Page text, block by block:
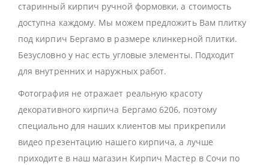
старинный кирпич ручной формовки, а стоимость
доступна каждому. Мы можем предложить Вам плитку
под кирпич Бергамо в размере клинкерной плитки.
Безусловно у нас есть угловые элементы. Подходит
для внутренних и наружных работ.
Фотография не отражает реальную красоту
декоративного кирпича Бергамо 6206, поэтому
специально для наших клиентов мы прикрепили
видео презентацию нашего кирпича, а лучше
приходите в наш магазин Кирпич Мастер в Сочи по